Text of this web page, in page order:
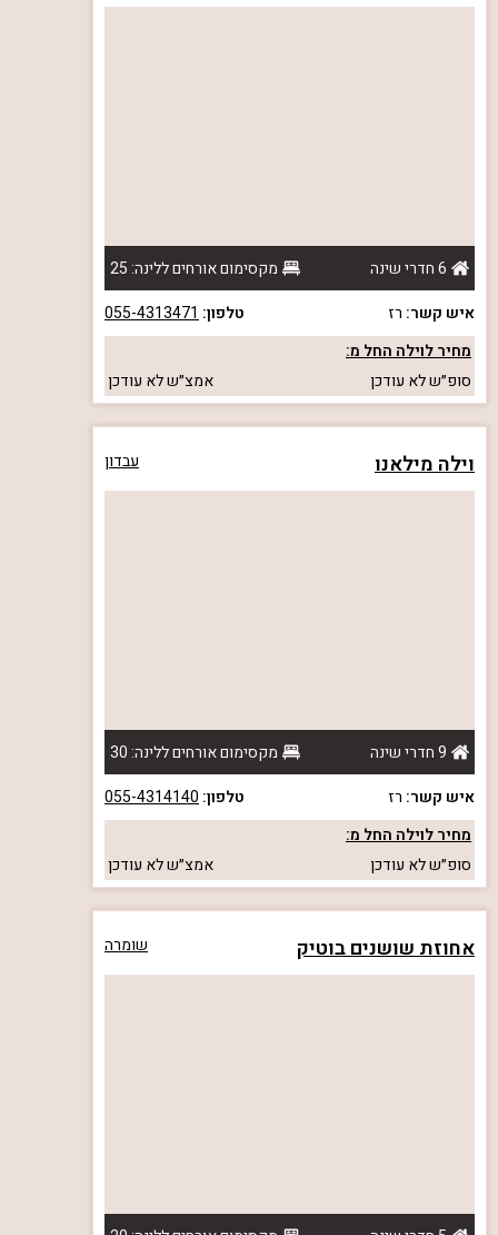
6 חדרי שינה
מקסימום אורחים ללינה: 25
איש קשר: רז טלפון: 055-4313471
מחיר לוילה החל מ:
סופ״שלא עודכן אמצ״שלא עודכן
וילה מילאנו עבדון
9 חדרי שינה
מקסימום אורחים ללינה: 30
איש קשר: רז טלפון: 055-4314140
מחיר לוילה החל מ:
סופ״שלא עודכן אמצ״שלא עודכן
אחוזת שושנים בוטיק שומרה